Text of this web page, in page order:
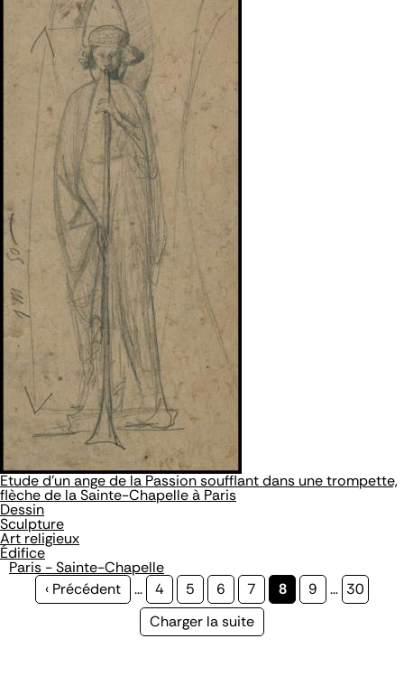
Etude d'un ange de la Passion soufflant dans une trompette,
flèche de la Sainte-Chapelle à Paris
Dessin
Sculpture
Art religieux
Édifice
Paris - Sainte-Chapelle
Page
‹ Précédent … Page
4 Page
5 Page
6 Page
7
Page
8 Page
9 … Page
30
Page
Charger la suite